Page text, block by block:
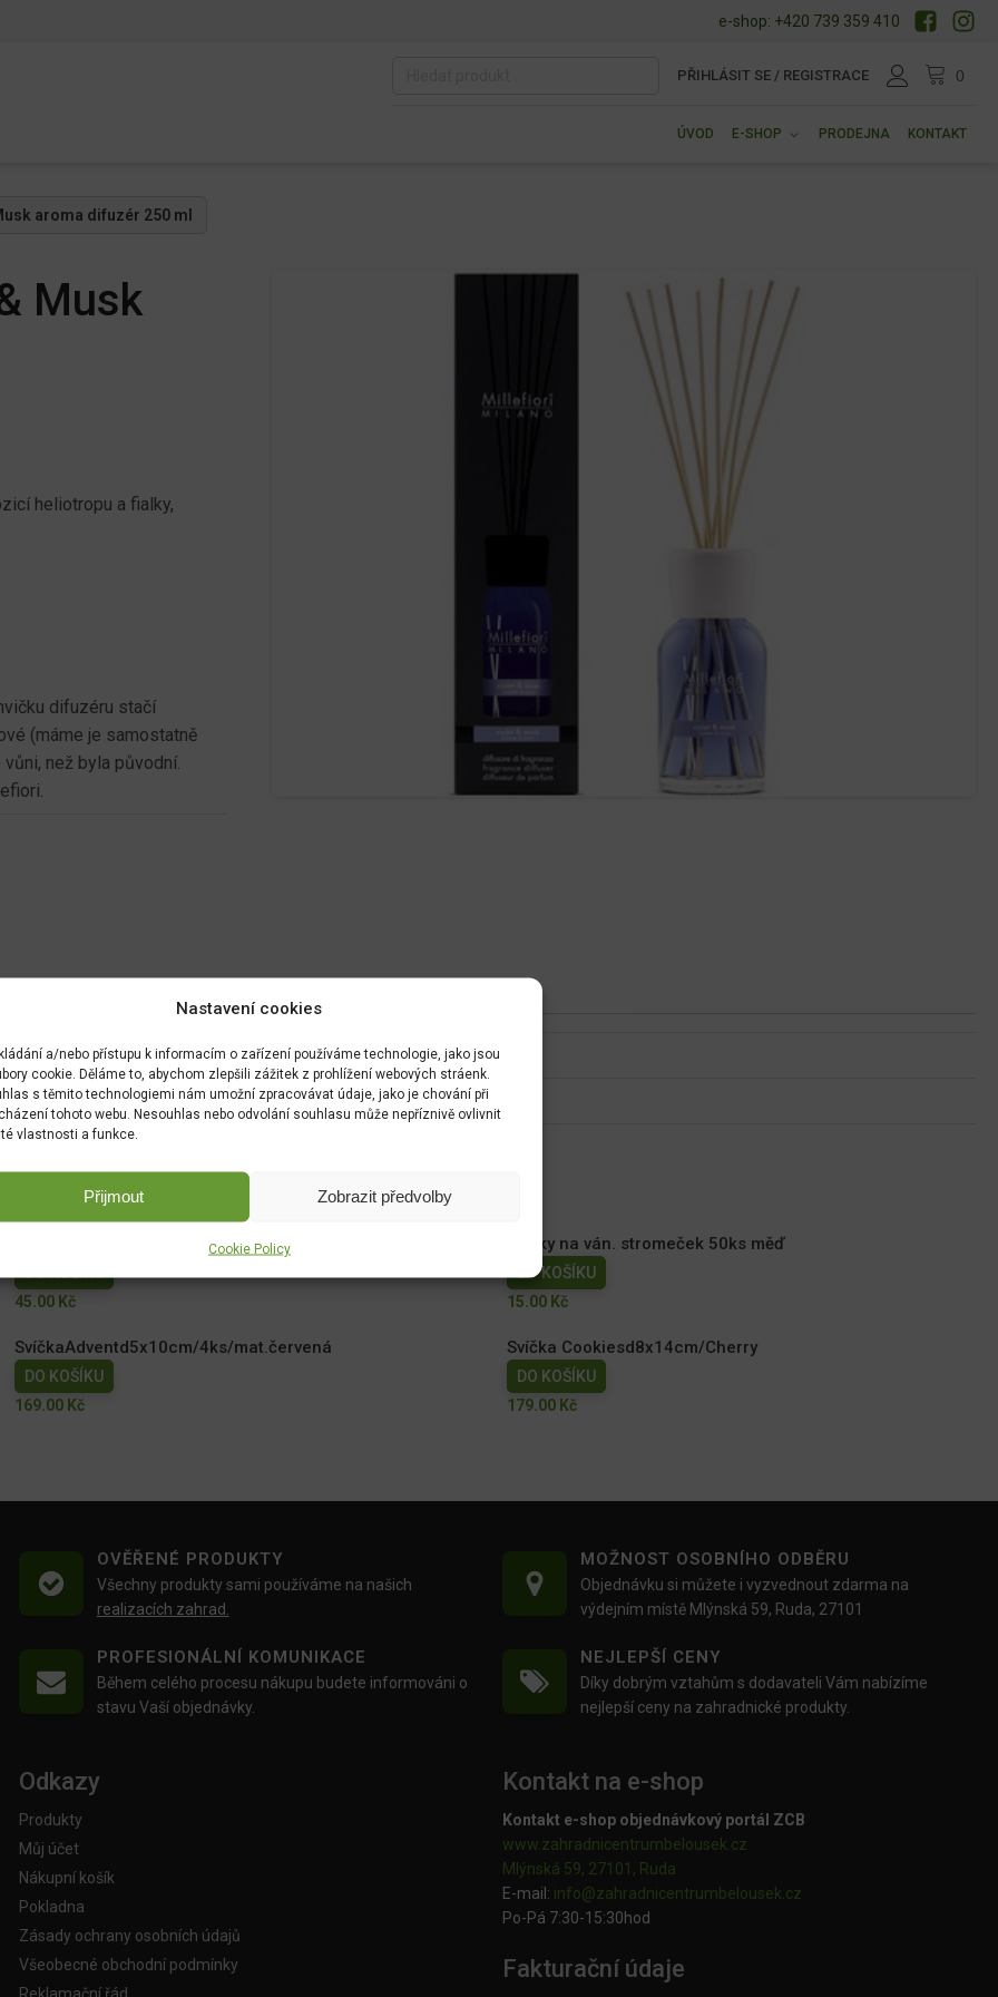
Nastavení cookies
a/nebo přístupu k informacím o zařízení používáme technologie, jako jsou
cookie. Děláme to, abychom zlepšili zážitek z prohlížení webových stráenk.
s těmito technologiemi nám umožní zpracovávat údaje, jako je chování při
tohoto webu. Nesouhlas nebo odvolání souhlasu může nepříznivě ovlivnit
vlastnosti a funkce.
Přijmout Zobrazit předvolby
Cookie Policy
e-shop: +420 739 359 410
PŘIHLÁSIT SE / REGISTRACE
ÚVOD E-SHOP PRODEJNA KONTAKT
aroma difuzér 250 ml
Musk
heliotropu a fialky,
difuzéru stačí
(máme je samostatně
než byla původní.
Františky vánoční 36ks - 6 vůní
45.00 Kč
Háčky na ván. stromeček 50ks měď
DO KOŠÍKU
15.00 Kč
SvíčkaAdventd5x10cm/4ks/mat.červená
DO KOŠÍKU
169.00 Kč
Svíčka Cookiesd8x14cm/Cherry
DO KOŠÍKU
179.00 Kč
OVĚŘENÉ PRODUKTY
Všechny produkty sami používáme na našich
realizacích zahrad.
MOŽNOST OSOBNÍHO ODBĚRU
Objednávku si můžete i vyzvednout zdarma na
výdejním místě Mlýnská 59, Ruda, 27101
PROFESIONÁLNÍ KOMUNIKACE
Během celého procesu nákupu budete informováni o
stavu Vaší objednávky.
NEJLEPŠÍ CENY
Díky dobrým vztahům s dodavateli Vám nabízíme
nejlepší ceny na zahradnické produkty.
Odkazy
Produkty
Můj účet
Nákupní košík
Pokladna
Zásady ochrany osobních údajů
Všeobecné obchodní podmínky
Kontakt na e-shop
Kontakt e-shop objednávkový portál ZCB
www.zahradnicentrumbelousek.cz
Mlýnská 59, 27101, Ruda
E-mail: info@zahradnicentrumbelousek. cz
Po-Pá 7:30-15:30hod
Fakturační údaje